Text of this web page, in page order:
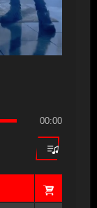
00:00